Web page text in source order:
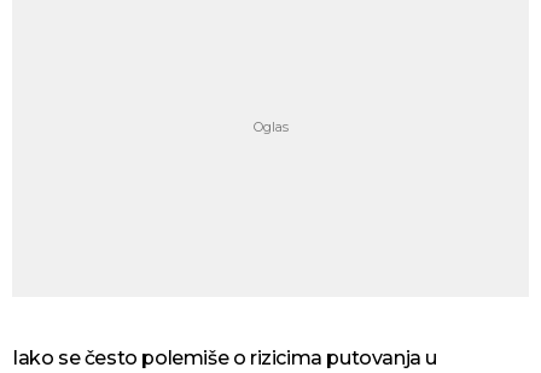
Iako se često polemiše o rizicima putovanja u